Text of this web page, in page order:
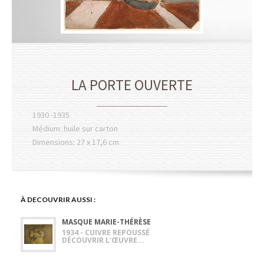
LA PORTE OUVERTE
1930 -1935
Médium: huile sur carton
Dimensions: 27 x 17,6 cm
À DECOUVRIR AUSSI :
MASQUE MARIE-THÉRÈSE
1934 - CUIVRE REPOUSSÉ
DÉCOUVRIR L'ŒUVRE...